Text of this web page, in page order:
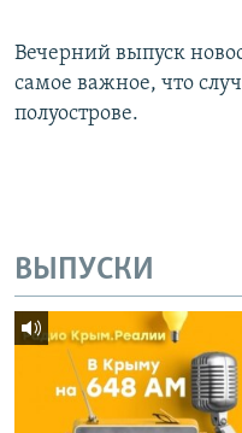
Вечерний выпуск
самое важное, что
полуострове.
ВЫПУСКИ